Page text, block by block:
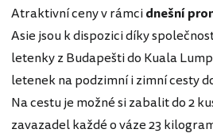
Atraktivní ceny v rámcidnešní
Asie jsou k dispozici díky
letenky z Budapešti do Kuala
letenek na podzimní i zimní cesty
Na cestu je možné si zabalit do 2
zavazadel každé o váze 23